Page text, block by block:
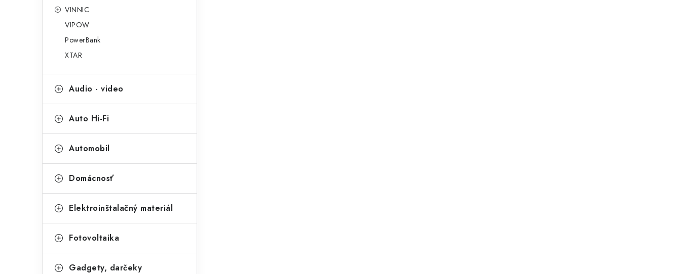
VINNIC
VIPOW
PowerBank
XTAR
Audio - video
Auto Hi-Fi
Automobil
Domácnosť
Elektroinštalačný materiál
Fotovoltaika
Gadgety, darčeky